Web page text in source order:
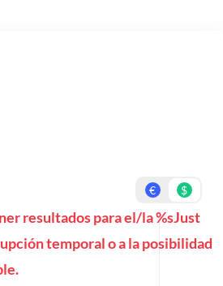
€ $
resultados para el/la %sJust
temporal o a la posibilidad